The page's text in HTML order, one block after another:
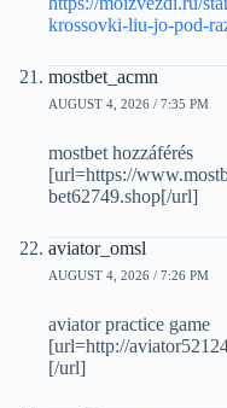
krossovki-liu-jo-pod-
mostbet_acmn
AUGUST 4, 2026 / 7:35 PM
mostbet hozzáférés
[url=https://
bet62749.shop[/url]
aviator_omsl
AUGUST 4, 2026 / 7:26 PM
aviator practice game
[url=http://
[/url]